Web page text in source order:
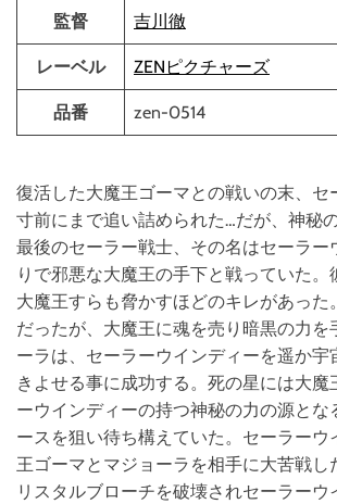
監督 吉川徹
レーベル ZENピクチャーズ
品番 zen-0514
復活した大魔王ゴーマとの戦いの末、セ
寸前にまで追い詰められた…だが、神秘
最後のセーラー戦士、その名はセーラー
りで邪悪な大魔王の手下と戦っていた。
大魔王すらも脅かすほどのキレがあった
だったが、大魔王に魂を売り暗黒の力を
ーラは、セーラーウインディーを遥か宇
きよせる事に成功する。死の星には大魔
ーウインディーの持つ神秘の力の源とな
ースを狙い待ち構えていた。セーラーウ
王ゴーマとマジョーラを相手に大苦戦し
リスタルブローチを破壊されセーラーウ